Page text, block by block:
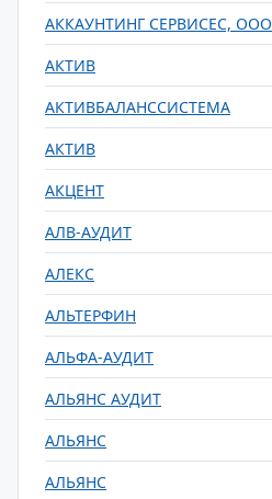
АККАУНТИНГ СЕРВИСЕС, ООО
АКТИВ
АКТИВБАЛАНССИСТЕМА
АКТИВ
АКЦЕНТ
АЛВ-АУДИТ
АЛЕКС
АЛЬТЕРФИН
АЛЬФА-АУДИТ
АЛЬЯНС АУДИТ
АЛЬЯНС
АЛЬЯНС